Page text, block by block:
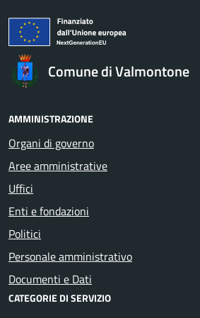
Comune di Valmontone
AMMINISTRAZIONE
Organi di governo
Aree amministrative
Uffici
Enti e fondazioni
Politici
Personale amministrativo
Documenti e Dati
CATEGORIE DI SERVIZIO